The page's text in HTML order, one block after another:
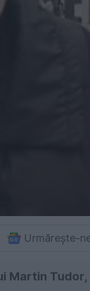
Urmărește-
Martin